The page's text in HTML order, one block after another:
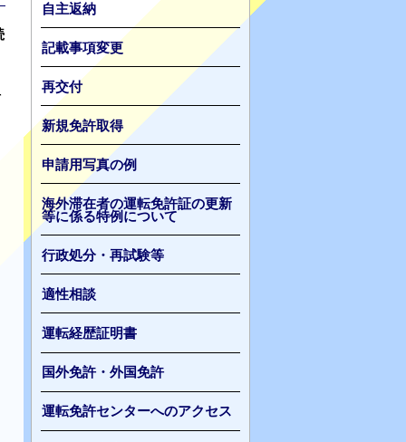
自主返納
記載事項変更
再交付
新規免許取得
申請用写真の例
海外滞在者の運転免許証の更新
等に係る特例について
行政処分・再試験等
適性相談
運転経歴証明書
国外免許・外国免許
運転免許センターへのアクセス